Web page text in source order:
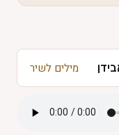
מילים לשיר